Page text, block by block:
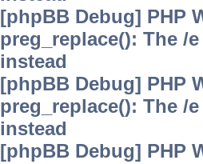
[phpBB Debug] PHP
preg_replace(): The /
instead
[phpBB Debug] PHP
preg_replace(): The /
instead
[phpBB Debug] PHP